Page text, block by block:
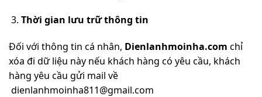
Thời gian lưu trữ thông tin
Đối với thông tin cá nhân, Dienlanhmoinha.com chỉ
xóa đi dữ liệu này nếu khách hàng có yêu cầu, khách
hàng yêu cầu gửi mail về
dienlanhmoinha811@gmail.com